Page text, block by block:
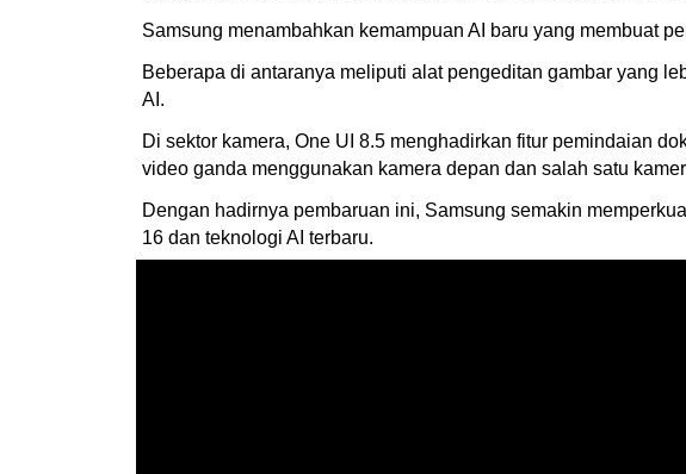
Samsung menambahkan kemampuan AI baru yang membuat
Beberapa di antaranya meliputi alat pengeditan gambar yang
AI.
Di sektor kamera, One UI 8.5 menghadirkan fitur pemindaian
video ganda menggunakan kamera depan dan salah satu
Dengan hadirnya pembaruan ini, Samsung semakin
16 dan teknologi AI terbaru.